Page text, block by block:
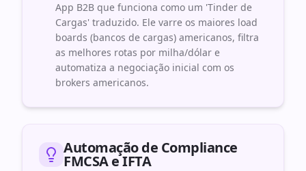
App B2B que funciona como um 'Tinder de
Cargas' traduzido. Ele varre os maiores load
boards (bancos de cargas) americanos, filtra
as melhores rotas por milha/dólar e
automatiza a negociação inicial com os
brokers americanos.
Automação de Compliance
FMCSA e IFTA